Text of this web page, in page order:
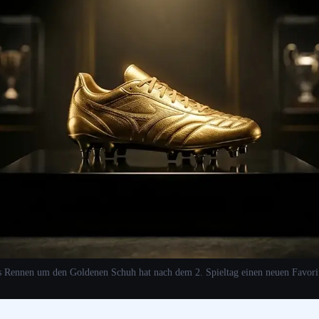
Rennen um den Goldenen Schuh hat nach dem 2. Spieltag einen neuen